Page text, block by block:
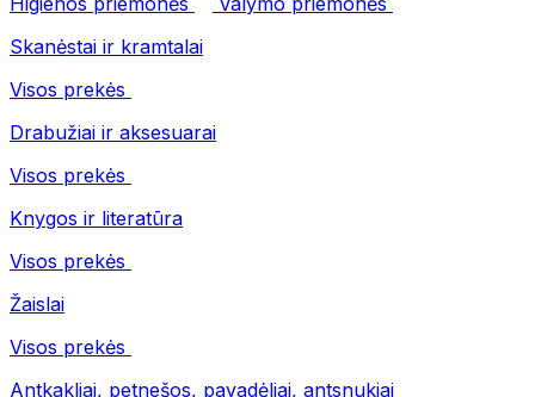
Skanėstai ir kramtalai
Visos prekės
Drabužiai ir aksesuarai
Visos prekės
Knygos ir literatūra
Visos prekės
Žaislai
Visos prekės
Antkakliai, petnešos, pavadėliai, antsnukiai